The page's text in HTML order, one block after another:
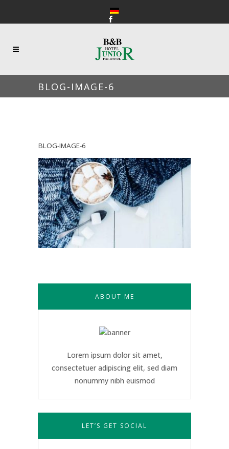
BLOG-IMAGE-6
BLOG-IMAGE-6
ABOUT ME
Lorem ipsum dolor sit amet,
consectetuer adipiscing elit, sed diam
nonummy nibh euismod
LET’S GET SOCIAL